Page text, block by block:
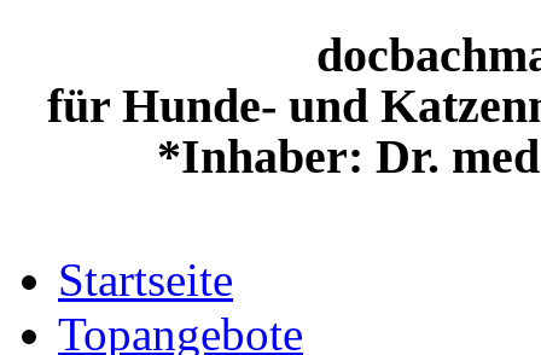
für Hunde- und
*Inhaber: Dr.
Startseite
Topangebote